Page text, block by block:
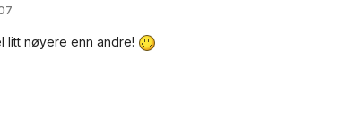
litt nøyere enn andre!